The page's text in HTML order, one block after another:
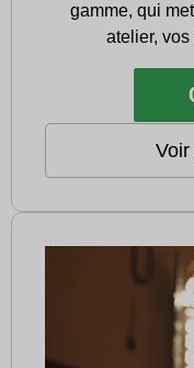
gamme, qui
atelier,